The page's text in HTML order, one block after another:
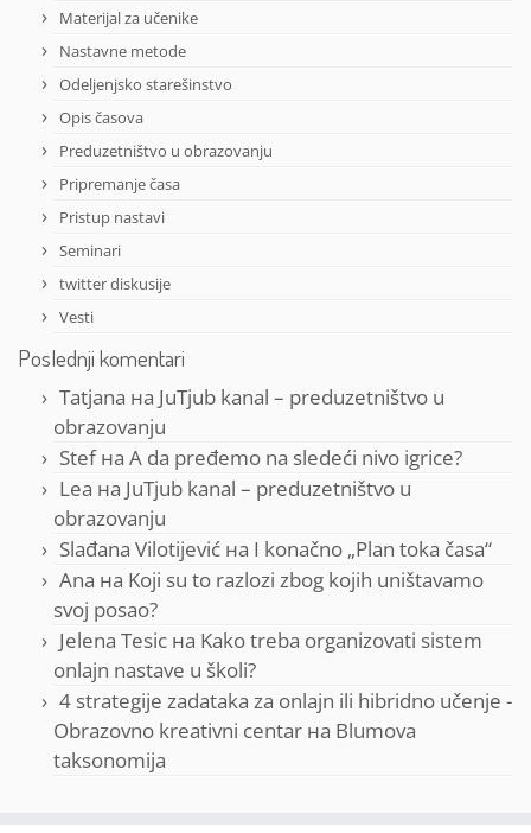
Materijal za učenike
Nastavne metode
Odeljenjsko starešinstvo
Opis časova
Preduzetništvo u obrazovanju
Pripremanje časa
Pristup nastavi
Seminari
twitter diskusije
Vesti
Poslednji komentari
Tatjana на JuTjub kanal – preduzetništvo u
obrazovanju
Stefна A da pređemo na sledeći nivo igrice?
Lea на JuTjub kanal – preduzetništvo u
obrazovanju
Slađana Vilotijević на I konačno „Plan toka časa“
Ana на Koji su to razlozi zbog kojih uništavamo
svoj posao?
Jelena Tesic на Kako treba organizovati sistem
onlajn nastave u školi?
4 strategije zadataka za onlajn ili hibridno učenje -
Obrazovno kreativni centar на Blumova
taksonomija